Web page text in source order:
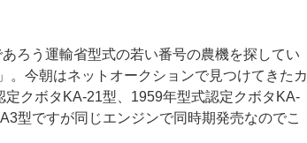
ろう運輸省型式の若い番号の農機を探してい
。今朝はネットオークションで見つけてきたカ
定クボタKA-21型、1959年型式認定クボタKA-
型ですが同じエンジンで同時期発売なのでこ